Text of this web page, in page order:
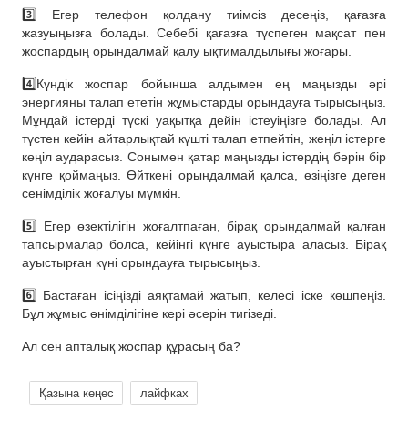
3️⃣ Егер телефон қолдану тиімсіз десеңіз, қағазға
жазуыңызға болады. Себебі қағазға түспеген мақсат пен
жоспардың орындалмай қалу ықтималдылығы жоғары.
4️⃣Күндік жоспар бойынша алдымен ең маңызды әрі
энергияны талап ететін жұмыстарды орындауға тырысыңыз.
Мұндай істерді түскі уақытқа дейін істеуіңізге болады. Ал
түстен кейін айтарлықтай күшті талап етпейтін, жеңіл істерге
көңіл аударасыз. Сонымен қатар маңызды істердің бәрін бір
күнге қоймаңыз. Өйткені орындалмай қалса, өзіңізге деген
сенімділік жоғалуы мүмкін.
5️⃣ Егер өзектілігін жоғалтпаған, бірақ орындалмай қалған
тапсырмалар болса, кейінгі күнге ауыстыра аласыз. Бірақ
ауыстырған күні орындауға тырысыңыз.
6️⃣ Бастаған ісіңізді аяқтамай жатып, келесі іске көшпеңіз.
Бұл жұмыс өнімділігіне кері әсерін тигізеді.
Ал сен апталық жоспар құрасың ба?
Қазына кеңес лайфках